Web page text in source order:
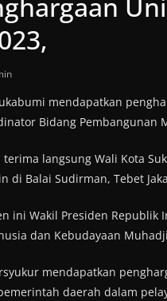
mendapatkan
Bidang Pembangunan
langsung Wali Kota
di Balai Sudirman, Tebet
ini Wakil Presiden Republik
dan Kebudayaan
mendapatkan
daerah dalam
7 Juni